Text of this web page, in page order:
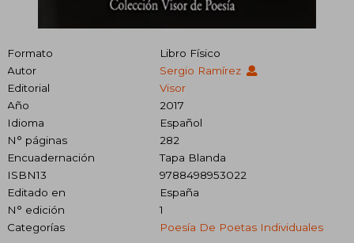
Formato
Libro Físico
Autor
Sergio Ramírez
Editorial
Visor
Año
2017
Idioma
Español
N° páginas
282
Encuadernación
Tapa Blanda
ISBN13
9788498953022
Editado en
España
N° edición
1
Categorías
Poesía De Poetas Individuales